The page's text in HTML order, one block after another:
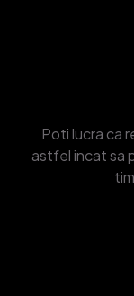
Poti lucra ca
astfel incat sa